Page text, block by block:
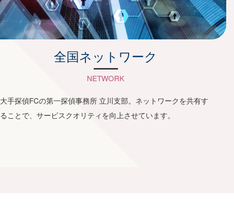
全国ネットワーク
NETWORK
大手探偵FCの第一探偵事務所 立川支部。ネットワークを共有す
ることで、サービスクオリティを向上させています。